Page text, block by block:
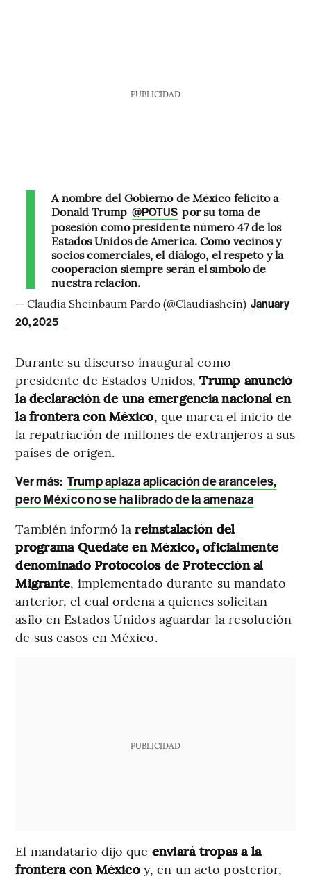
PUBLICIDAD
A nombre del Gobierno de México felicito a
Donald Trump @POTUS por su toma de
posesión como presidente número 47 de los
Estados Unidos de América. Como vecinos y
socios comerciales, el diálogo, el respeto y la
cooperación siempre serán el símbolo de
nuestra relación.
— Claudia Sheinbaum Pardo (@Claudiashein) January
20, 2025
Durante su discurso inaugural como
presidente de Estados Unidos,Trump anunció
la declaración de una emergencia nacional en
la frontera con México, que marca el inicio de
la repatriación de millones de extranjeros a sus
países de origen.
Ver más: Trump aplaza aplicación de aranceles,
pero México no se ha librado de la amenaza
También informó lareinstalación del
programa Quédate en México, oficialmente
denominado Protocolos de Protección al
Migrante, implementado durante su mandato
anterior, el cual ordena a quienes solicitan
asilo en Estados Unidos aguardar la resolución
de sus casos en México.
PUBLICIDAD
El mandatario dijo que enviará tropas a la
frontera con Méxicoy, en un acto posterior,